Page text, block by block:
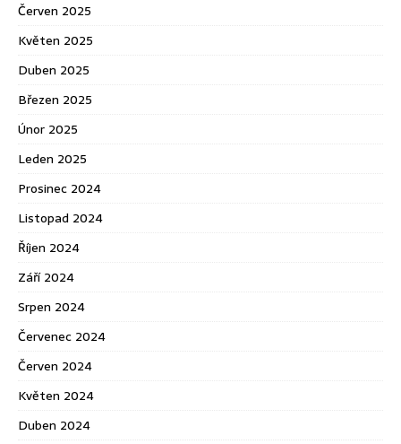
Červen 2025
Květen 2025
Duben 2025
Březen 2025
Únor 2025
Leden 2025
Prosinec 2024
Listopad 2024
Říjen 2024
Září 2024
Srpen 2024
Červenec 2024
Červen 2024
Květen 2024
Duben 2024